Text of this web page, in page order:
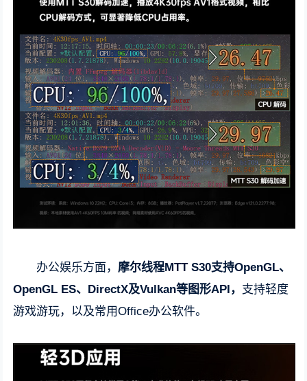
办公娱乐方面， 摩尔线程MTT S30支持OpenGL、
OpenGL ES、DirectX及Vulkan等图形API， 支持轻度
游戏游玩，以及常用Office办公软件。